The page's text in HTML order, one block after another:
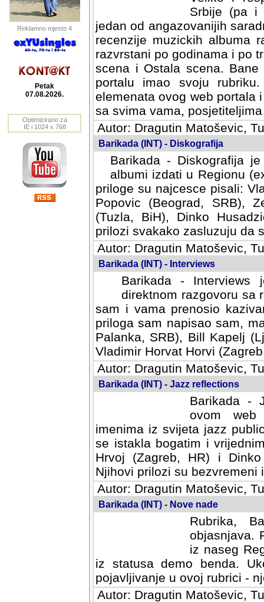
Reklamno mjesto 4
Petak
07.08.2026.
Optimizirano za
IE i 1024 x 768
Srbije (pa i
jedan od angazovanijih
recenzije muzickih albuma
razvrstani po godinama i po
scena i Ostala scena.
portalu imao svoju
elemenata ovog web portala
sa svima vama,
Autor: Dragutin Matoševic,
Barikada (INT) - Diskografija
Barikada - Diskografija
albumi izdati u Regionu
priloge su najcesce pisali:
Popovic (Beograd, SRB),
(Tuzla, BiH), Dinko
prilozi svakako zasluzuju da
Autor: Dragutin Matoševic,
Barikada (INT) - Interviews
Barikada -
direktnom razgovoru sa
sam i vama prenosio
priloga sam napisao sam,
Palanka, SRB), Bill Kapelj
Vladimir Horvat Horvi
Autor: Dragutin Matoševic,
Barikada (INT) - Jazz reflections
Barikada -
ovom web
imenima iz svijeta jazz
se istakla bogatim i
Hrvoj (Zagreb, HR) i
Njihovi prilozi su bezvremeni
Autor: Dragutin Matoševic,
Barikada (INT) - Nove nade
Rubrika,
objasnjava.
iz naseg
iz statusa demo benda.
pojavljivanje u ovoj rubrici -
Autor: Dragutin Matoševic,